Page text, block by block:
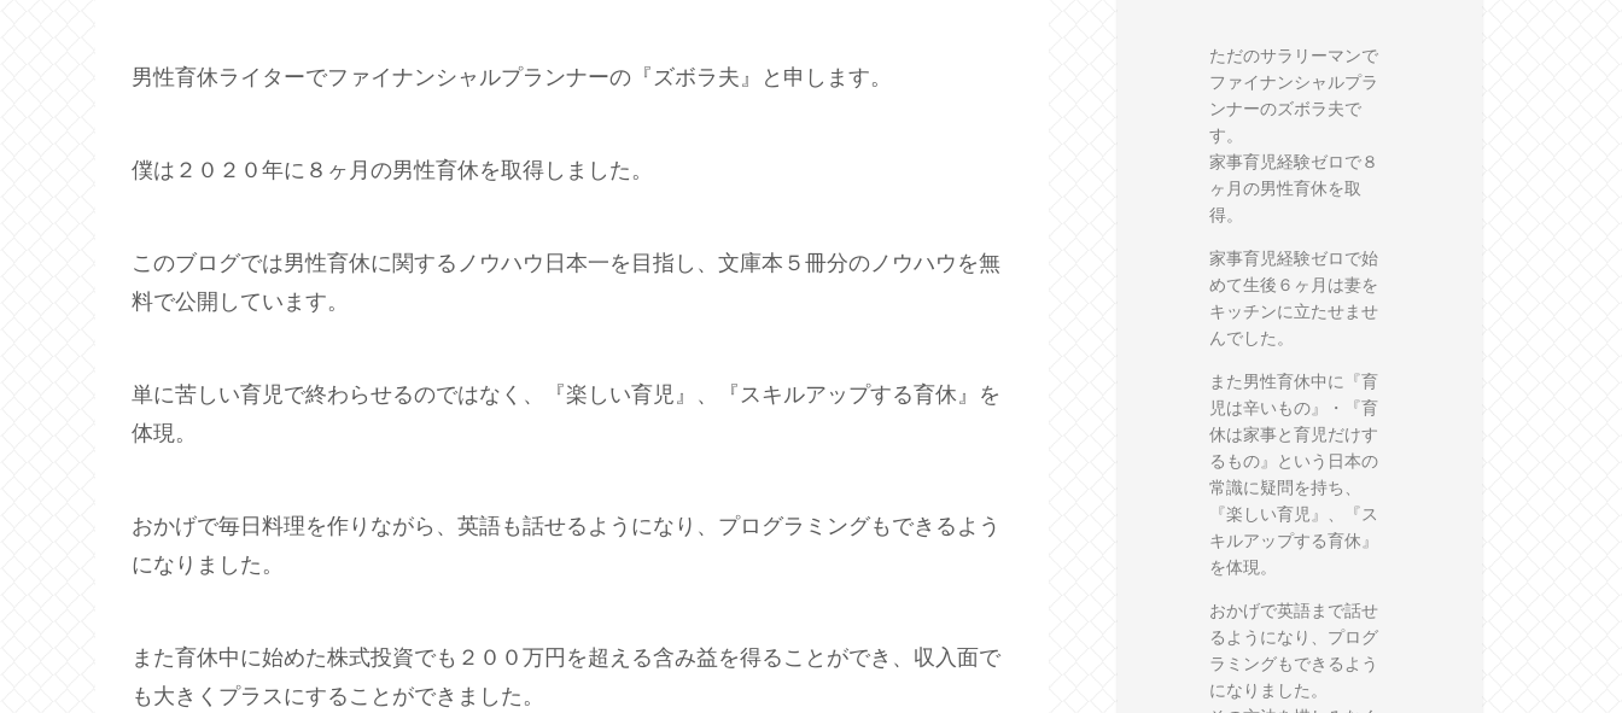
男性育休ライターでファイナンシャルプランナーの『ズボラ夫』と申します。
僕は２０２０年に８ヶ月の男性育休を取得しました。
このブログでは男性育休に関するノウハウ日本一を目指し、文庫本５冊分のノウハウを無
料で公開しています。
単に苦しい育児で終わらせるのではなく、『楽しい育児』、『スキルアップする育休』を
体現。
おかげで毎日料理を作りながら、英語も話せるようになり、プログラミングもできるよう
になりました。
また育休中に始めた株式投資でも２００万円を超える含み益を得ることができ、収入面で
も大きくプラスにすることができました。
ただのサラリーマンで
ファイナンシャルプラ
ンナーのズボラ夫で
す。
家事育児経験ゼロで８
ヶ月の男性育休を取
得。
家事育児経験ゼロで始
めて生後６ヶ月は妻を
キッチンに立たせませ
んでした。
また男性育休中に『育
児は辛いもの』・『育
休は家事と育児だけす
るもの』という日本の
常識に疑問を持ち、
『楽しい育児』、『ス
キルアップする育休』
を体現。
おかげで英語まで話せ
るようになり、プログ
ラミングもできるよう
になりました。